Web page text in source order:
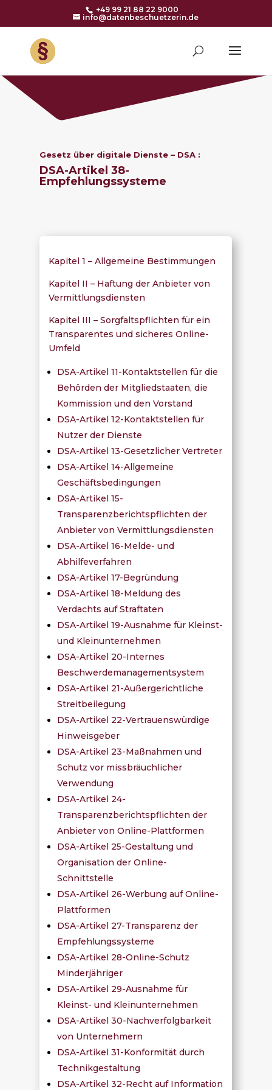
+49 99 21 88 22 9000
info@datenbeschuetzerin.de
Gesetz über digitale Dienste – DSA :
DSA-Artikel 38-
Empfehlungssysteme
Kapitel 1 – Allgemeine Bestimmungen
Kapitel II – Haftung der Anbieter von
Vermittlungsdiensten
Kapitel III – Sorgfaltspflichten für ein
Transparentes und sicheres Online-
Umfeld
DSA-Artikel 11-Kontaktstellen für die
Behörden der Mitgliedstaaten, die
Kommission und den Vorstand
DSA-Artikel 12-Kontaktstellen für
Nutzer der Dienste
DSA-Artikel 13-Gesetzlicher Vertreter
DSA-Artikel 14-Allgemeine
Geschäftsbedingungen
DSA-Artikel 15-
Transparenzberichtspflichten der
Anbieter von Vermittlungsdiensten
DSA-Artikel 16-Melde- und
Abhilfeverfahren
DSA-Artikel 17-Begründung
DSA-Artikel 18-Meldung des
Verdachts auf Straftaten
DSA-Artikel 19-Ausnahme für Kleinst-
und Kleinunternehmen
DSA-Artikel 20-Internes
Beschwerdemanagementsystem
DSA-Artikel 21-Außergerichtliche
Streitbeilegung
DSA-Artikel 22-Vertrauenswürdige
Hinweisgeber
DSA-Artikel 23-Maßnahmen und
Schutz vor missbräuchlicher
Verwendung
DSA-Artikel 24-
Transparenzberichtspflichten der
Anbieter von Online-Plattformen
DSA-Artikel 25-Gestaltung und
Organisation der Online-
Schnittstelle
DSA-Artikel 26-Werbung auf Online-
Plattformen
DSA-Artikel 27-Transparenz der
Empfehlungssysteme
DSA-Artikel 28-Online-Schutz
Minderjähriger
DSA-Artikel 29-Ausnahme für
Kleinst- und Kleinunternehmen
DSA-Artikel 30-Nachverfolgbarkeit
von Unternehmern
DSA-Artikel 31-Konformität durch
Technikgestaltung
DSA-Artikel 32-Recht auf Information